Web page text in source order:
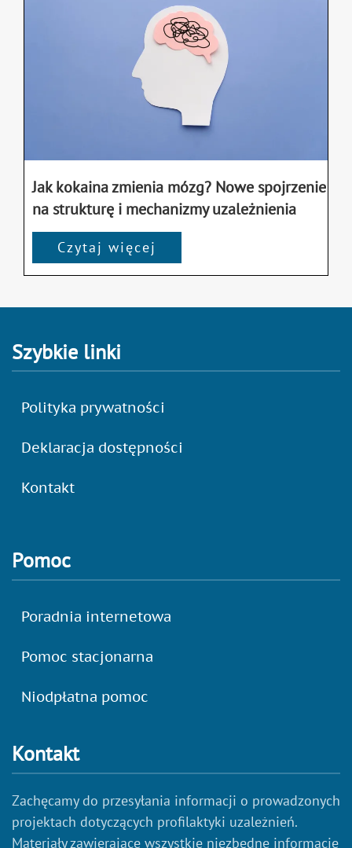
Jak kokaina zmienia mózg? Nowe spojrzenie
na strukturę i mechanizmy uzależnienia
Czytaj więcej
Szybkie linki
Polityka prywatności
Deklaracja dostępności
Kontakt
Pomoc
Poradnia internetowa
Pomoc stacjonarna
Niodpłatna pomoc
Kontakt
Zachęcamy do przesyłania informacji o prowadzonych
projektach dotyczących profilaktyki uzależnień.
Materiały zawierające wszystkie niezbędne informacje